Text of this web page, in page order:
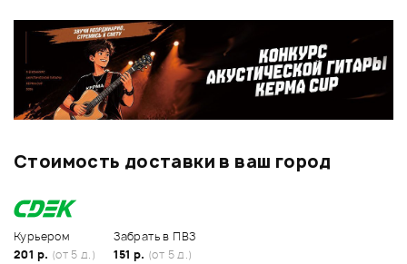
Стоимость доставки в ваш город
Курьером
201 р. (от 5 д.)
Забрать в ПВЗ
151 р. (от 5 д.)